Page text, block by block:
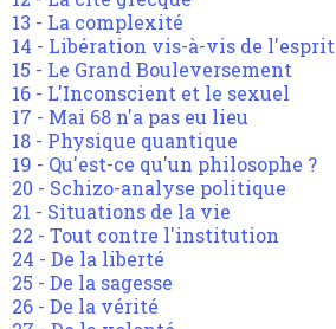
13 - La complexité
14 - Libération vis-à-vis de l'esprit
15 - Le Grand Bouleversement
16 - L'Inconscient et le sexuel
17 - Mai 68 n'a pas eu lieu
18 - Physique quantique
19 - Qu'est-ce qu'un philosophe ?
20 - Schizo-analyse politique
21 - Situations de la vie
22 - Tout contre l'institution
24 - De la liberté
25 - De la sagesse
26 - De la vérité